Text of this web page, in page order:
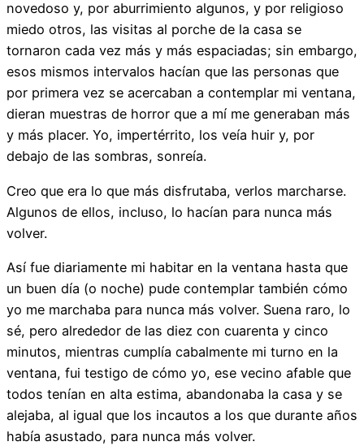
novedoso y, por aburrimiento algunos, y por religioso
miedo otros, las visitas al porche de la casa se
tornaron cada vez más y más espaciadas; sin embargo,
esos mismos intervalos hacían que las personas que
por primera vez se acercaban a contemplar mi ventana,
dieran muestras de horror que a mí me generaban más
y más placer. Yo, impertérrito, los veía huir y, por
debajo de las sombras, sonreía.
Creo que era lo que más disfrutaba, verlos marcharse.
Algunos de ellos, incluso, lo hacían para nunca más
volver.
Así fue diariamente mi habitar en la ventana hasta que
un buen día (o noche) pude contemplar también cómo
yo me marchaba para nunca más volver. Suena raro, lo
sé, pero alrededor de las diez con cuarenta y cinco
minutos, mientras cumplía cabalmente mi turno en la
ventana, fui testigo de cómo yo, ese vecino afable que
todos tenían en alta estima, abandonaba la casa y se
alejaba, al igual que los incautos a los que durante años
había asustado, para nunca más volver.